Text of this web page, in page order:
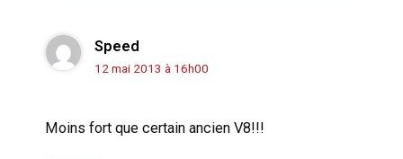
Speed
12 mai 2013 à 16h00
Moins fort que certain ancien V8!!!